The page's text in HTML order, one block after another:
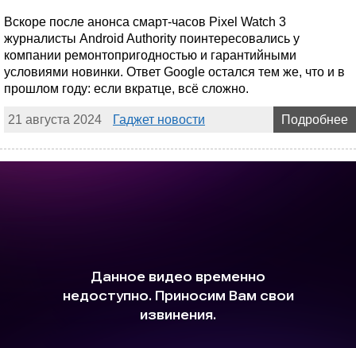
Вскоре после анонса смарт-часов Pixel Watch 3
журналисты Android Authority поинтересовались у
компании ремонтопригодностью и гарантийными
условиями новинки. Ответ Google остался тем же, что и в
прошлом году: если вкратце, всё сложно.
21 августа 2024 Гаджет новости Подробнее